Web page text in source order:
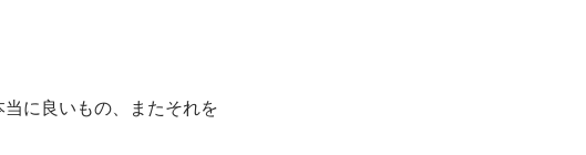
に良いもの、またそれを